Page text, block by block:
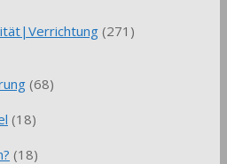
(271)
(68)
(18)
(18)